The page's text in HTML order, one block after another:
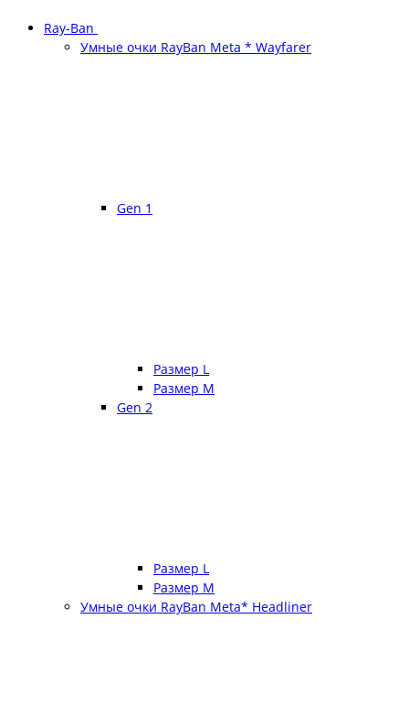
Ray-Ban
Умные очки RayBan Meta * Wayfarer
Gen 1
Размер L
Размер М
Gen 2
Размер L
Размер М
Умные очки RayBan Meta* Headliner